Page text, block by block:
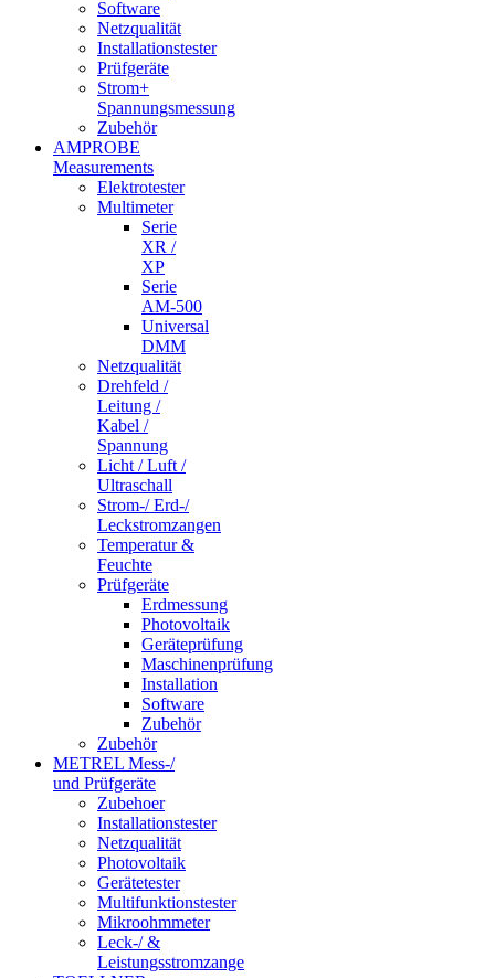
Software
Netzqualität
Installationstester
Prüfgeräte
Strom+
Spannungsmessung
Zubehör
AMPROBE
Measurements
Elektrotester
Multimeter
Serie
XR /
XP
Serie
AM-500
Universal
DMM
Netzqualität
Drehfeld /
Leitung /
Kabel /
Spannung
Licht / Luft /
Ultraschall
Strom-/ Erd-/
Leckstromzangen
Temperatur &
Feuchte
Prüfgeräte
Erdmessung
Photovoltaik
Geräteprüfung
Maschinenprüfung
Installation
Software
Zubehör
Zubehör
METREL Mess-/
und Prüfgeräte
Zubehoer
Installationstester
Netzqualität
Photovoltaik
Gerätetester
Multifunktionstester
Mikroohmmeter
Leck-/ &
Leistungsstromzange